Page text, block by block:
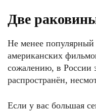
Две
Не менее популярный
американских
сожалению, в России
распространён,
Если у вас большая